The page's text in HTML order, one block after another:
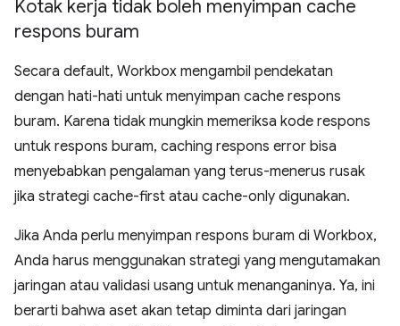
Kotak kerja tidak boleh menyimpan cache
respons buram
Secara default, Workbox mengambil pendekatan
dengan hati-hati untuk menyimpan cache respons
buram. Karena tidak mungkin memeriksa kode respons
untuk respons buram, caching respons error bisa
menyebabkan pengalaman yang terus-menerus rusak
jika strategi cache-first atau cache-only digunakan.
Jika Anda perlu menyimpan respons buram di Workbox,
Anda harus menggunakan strategi yang mengutamakan
jaringan atau validasi usang untuk menanganinya. Ya, ini
berarti bahwa aset akan tetap diminta dari jaringan